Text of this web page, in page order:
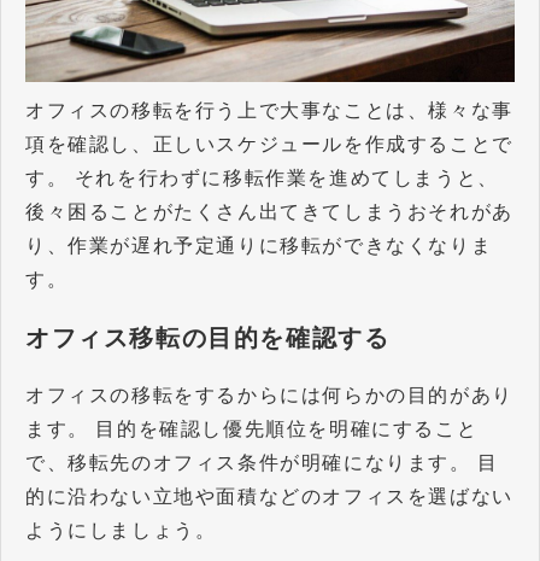
オフィスの移転を行う上で大事なことは、様々な事
項を確認し、正しいスケジュールを作成することで
す。 それを行わずに移転作業を進めてしまうと、
後々困ることがたくさん出てきてしまうおそれがあ
り、作業が遅れ予定通りに移転ができなくなりま
す。
オフィス移転の目的を確認する
オフィスの移転をするからには何らかの目的があり
ます。 目的を確認し優先順位を明確にすること
で、移転先のオフィス条件が明確になります。 目
的に沿わない立地や面積などのオフィスを選ばない
ようにしましょう。